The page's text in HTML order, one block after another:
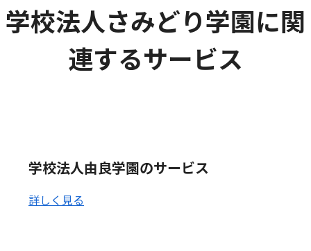
学校法人さみどり学園に関
連するサービス
学校法人由良学園のサービス
詳しく見る